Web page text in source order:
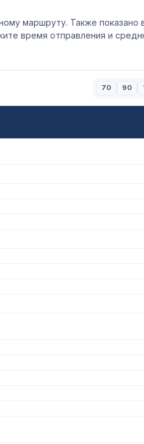
маршруту. Также показано
время отправления и
70 90